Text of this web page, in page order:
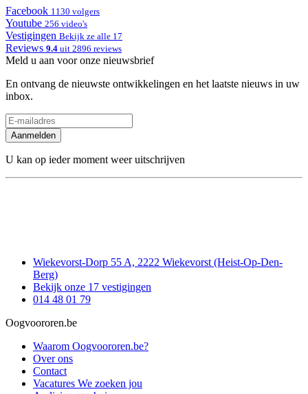
Facebook 1130 volgers
Youtube 256 video's
Vestigingen Bekijk ze alle 17
Reviews 9.4 uit 2896 reviews
Meld u aan voor onze nieuwsbrief
En ontvang de nieuwste ontwikkelingen en het laatste nieuws in uw
inbox.
Aanmelden
U kan op ieder moment weer uitschrijven
Wiekevorst-Dorp 55 A, 2222 Wiekevorst (Heist-Op-Den-
Berg)
Bekijk onze 17 vestigingen
014 48 01 79
Oogvoororen.be
Waarom Oogvoororen.be?
Over ons
Contact
Vacatures We zoeken jou